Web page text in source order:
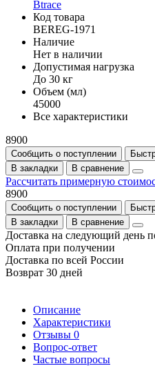
Btrace
Код товара
BEREG-1971
Наличие
Нет в наличии
Допустимая нагрузка
До 30 кг
Объем (мл)
45000
Все характеристики
8900
Сообщить о поступлении
В закладки
В сравнение
Рассчитать примерную
8900
Сообщить о поступлении
В закладки
В сравнение
Доставка на следующий день
Оплата при получении
Доставка по всей России
Возврат 30 дней
Описание
Характеристики
Отзывы 0
Вопрос-ответ
Частые вопросы